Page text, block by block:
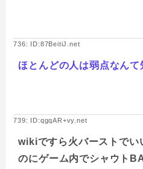
736: ID:87BeitiJ.net
ほとんどの人は弱点なんて
739: ID:qgqAR+vy.net
wikiですら火バーストでい
のにゲーム内でシャウト